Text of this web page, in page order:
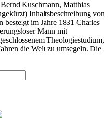
Kuschmann, Matthias
Inhaltsbeschreibung von
besteigt im Jahre 1831 Charles
Mann mit
Theologiestudium,
die Welt zu umsegeln. Die